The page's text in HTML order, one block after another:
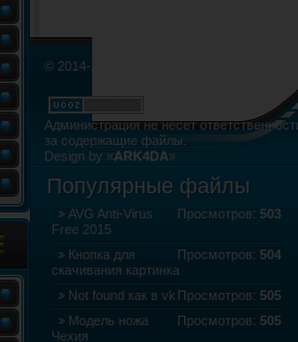
© 2014-2015. Все права не нарушены.
Администрация не несёт
за содержащие файлы.
Design by «ARK4DA»
Популярные файлы
Просмотров: 503
AVG Anti-Virus
Free 2015
Просмотров: 504
Кнопка для
скачивания картинка
Просмотров: 505
Not found как в vk
Просмотров: 505
Модель ножа
Чехия